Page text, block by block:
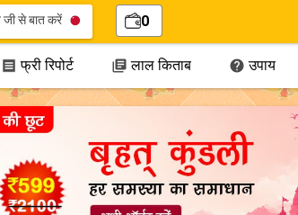
जी से बात करें 0
 फ्री रिपोर्ट  लाल किताब  उपाय